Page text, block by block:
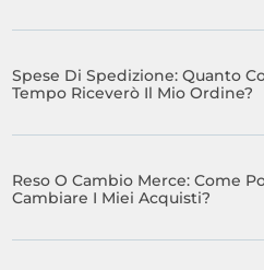
Spese Di Spedizione: Quanto
Tempo Riceverò Il Mio Ordine?
Reso O Cambio Merce: Come
Cambiare I Miei Acquisti?